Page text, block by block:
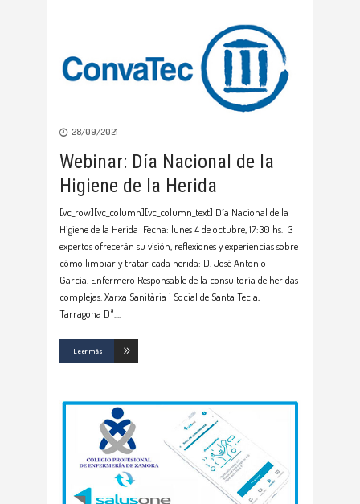
28/09/2021
Webinar: Día Nacional de la
Higiene de la Herida
[vc_row][vc_column][vc_column_text] Día Nacional de la
Higiene de la Herida Fecha: lunes 4 de octubre, 17:30 hs. 3
expertos ofrecerán su visión, reflexiones y experiencias sobre
cómo limpiar y tratar cada herida: D. José Antonio
García. Enfermero Responsable de la consultoría de heridas
complejas. Xarxa Sanitària i Social de Santa Tecla,
Tarragona Dª.
Leer más